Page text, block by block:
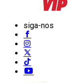
siga-nos